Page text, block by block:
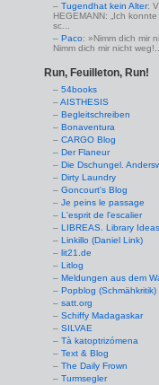
Tugendhat kein Alter:
HEGEMANN: „Ich
sc...
Paco: »Nimm dich mir
Nimm dich mir nicht weg!...
Run, Feuilleton, Run!
54books
AISTHESIS
Begleitschreiben
Bonaventura
CARGO Blog
Der Flaneur
Die Dschungel.
Dirty Laundry
Goncourt's Blog
Je peins le passage
L'esprit de l'escalier
LIBREAS. Library Ideas
Linkillo (Daniel Link)
lit21.de
Litlog
Meldungen aus dem
Popblog (Schmähkritik)
satt.org
Schiffy Madagaskar
SILVAE
Tà katoptrizómena
Text & Blog
The Daily Frown
Turmsegler